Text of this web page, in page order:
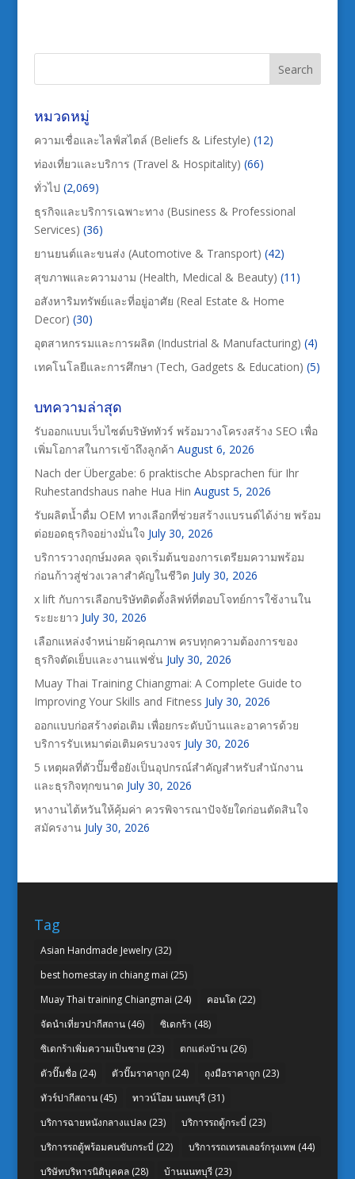
หมวดหมู่
ความเชื่อและไลฟ์สไตล์ (Beliefs & Lifestyle) (12)
ท่องเที่ยวและบริการ (Travel & Hospitality) (66)
ทั่วไป (2,069)
ธุรกิจและบริการเฉพาะทาง (Business & Professional
Services) (36)
ยานยนต์และขนส่ง (Automotive & Transport) (42)
สุขภาพและความงาม (Health, Medical & Beauty) (11)
อสังหาริมทรัพย์และที่อยู่อาศัย (Real Estate & Home
Decor) (30)
อุตสาหกรรมและการผลิต (Industrial & Manufacturing) (4)
เทคโนโลยีและการศึกษา (Tech, Gadgets & Education) (5)
บทความล่าสุด
รับออกแบบเว็บไซต์บริษัททัวร์ พร้อมวางโครงสร้าง SEO เพื่อ
เพิ่มโอกาสในการเข้าถึงลูกค้า August 6, 2026
Nach der Übergabe: 6 praktische Absprachen für Ihr
Ruhestandshaus nahe Hua Hin August 5, 2026
รับผลิตน้ำดื่ม OEM ทางเลือกที่ช่วยสร้างแบรนด์ได้ง่าย พร้อม
ต่อยอดธุรกิจอย่างมั่นใจ July 30, 2026
บริการวางฤกษ์มงคล จุดเริ่มต้นของการเตรียมความพร้อม
ก่อนก้าวสู่ช่วงเวลาสำคัญในชีวิต July 30, 2026
x lift กับการเลือกบริษัทติดตั้งลิฟท์ที่ตอบโจทย์การใช้งานใน
ระยะยาว July 30, 2026
เลือกแหล่งจำหน่ายผ้าคุณภาพ ครบทุกความต้องการของ
ธุรกิจตัดเย็บและงานแฟชั่น July 30, 2026
Muay Thai Training Chiangmai: A Complete Guide to
Improving Your Skills and Fitness July 30, 2026
ออกแบบก่อสร้างต่อเติม เพื่อยกระดับบ้านและอาคารด้วย
บริการรับเหมาต่อเติมครบวงจร July 30, 2026
5 เหตุผลที่ตัวปั๊มชื่อยังเป็นอุปกรณ์สำคัญสำหรับสำนักงาน
และธุรกิจทุกขนาด July 30, 2026
หางานไต้หวันให้คุ้มค่า ควรพิจารณาปัจจัยใดก่อนตัดสินใจ
สมัครงาน July 30, 2026
Tag
Asian Handmade Jewelry(32)
best homestay in chiang mai (25)
Muay Thai training Chiangmai (24) คอนโด (22)
จัดนำเที่ยวปากีสถาน(46) ซิเดกร้า (48)
ซิเดกร้าเพิ่มความเป็นชาย (23) ตกแต่งบ้าน(26)
ตัวปั๊มชื่อ(24) ตัวปั๊มราคาถูก(24) ถุงมือราคาถูก(23)
ทัวร์ปากีสถาน(45) ทาวน์โฮม นนทบุรี(31)
บริการฉายหนังกลางแปลง (23) บริการรถตู้กระบี่ (23)
บริการรถตู้พร้อมคนขับกระบี่ (22) บริการรถเทรลเลอร์กรุงเทพ (44)
บริษัทบริหารนิติบุคคล(28) บ้านนนทบุรี(23)